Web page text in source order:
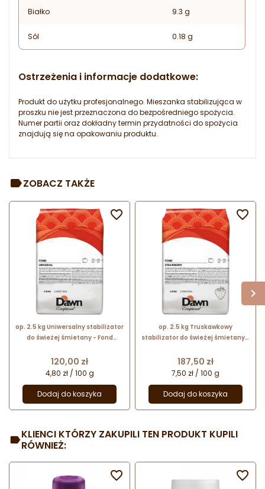
Białko 9.3 g
Sól 0.18 g
Ostrzeżenia i informacje dodatkowe:
Produkt do użytku profesjonalnego. Mieszanka stabilizująca w
proszku nie jest przeznaczona do bezpośredniego spożycia.
Numer partii oraz dokładny termin przydatności do spożycia
znajdują się na opakowaniu produktu.
ZOBACZ TAKŻE
op. 2.5 kg Uniwersalny stabilizator
do świeżej śmietany - Fond
kat. 2.03037.804
Cena
120,00 zł
4,80 zł / 100 g
Dodaj do koszyka

op. 2.5 kg Truskawkowy
stabilizator do świeżej śmietany -
- nr. kat. 2.03031.804
Cena
187,50 zł
7,50 zł / 100 g
Dodaj do koszyka

KLIENCI KTÓRZY ZAKUPILI TEN PRODUKT KUPILI
RÓWNIEŻ:
 